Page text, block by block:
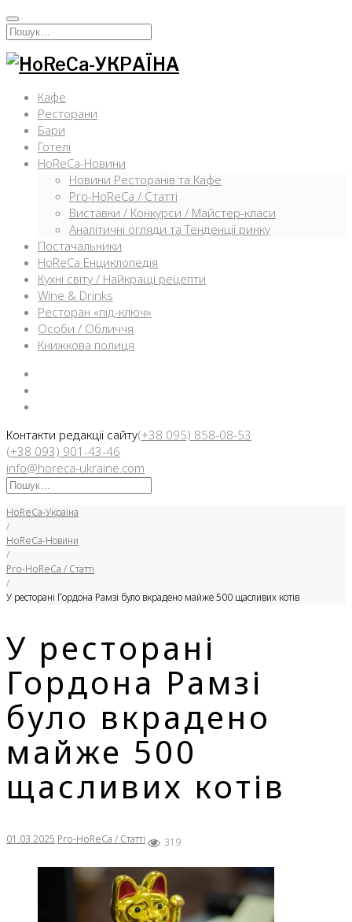
Перейти
кИскать:
Кафе
Ресторани
Бари
Готелі
HoReCa-Новини
Новини Ресторанів та Кафе
Pro-HoReCa / Статті
Виставки / Конкурси / Майстер-класи
Аналітичні огляди та Тенденції ринку
Постачальники
HoReCa Енциклопедія
Кухні світу / Найкращі рецепти
Wine & Drinks
Ресторан «під-ключ»
Особи / Обличчя
Книжкова полиця
Контакти редакції сайту(+38 095) 858-08-53
(+38 093) 901-43-46
info@horeca-ukraine.com
Искать:
HoReCa-Україна
/
HoReCa-Новини
/
Pro-HoReCa / Статті
/
У ресторані Гордона Рамзі було вкрадено майже 500 щасливих котів
У ресторані
Гордона Рамзі
було вкрадено
майже 500
щасливих котів
01.03.2025 Pro-HoReCa / Статті 319